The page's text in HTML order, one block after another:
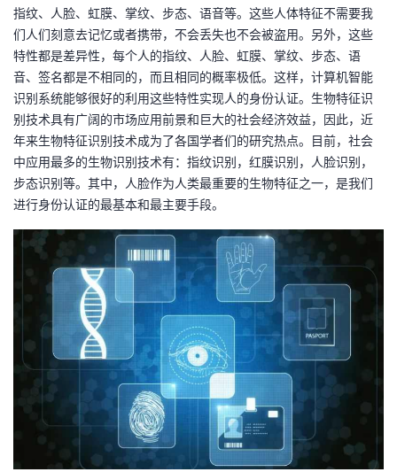
播
活
动
的
关
注
我
的
开
发
者
学
我
的
我
我
的
Programs
我
的
支
持
我
的
技
我
的
指纹、人脸、虹膜、掌纹、步态、语音等。这些人体特征不需要我
们人们刻意去记忆或者携带，不会丢失也不会被盗用。另外，这些
特性都是差异性，每个人的指纹、人脸、虹膜、掌纹、步态、语
音、签名都是不相同的，而且相同的概率极低。这样，计算机智能
识别系统能够很好的利用这些特性实现人的身份认证。生物特征识
别技术具有广阔的市场应用前景和巨大的社会经济效益，因此，近
年来生物特征识别技术成为了各国学者们的研究热点。目前，社会
中应用最多的生物识别技术有：指纹识别，红膜识别，人脸识别，
步态识别等。其中，人脸作为人类最重要的生物特征之一，是我们
进行身份认证的最基本和最主要手段。